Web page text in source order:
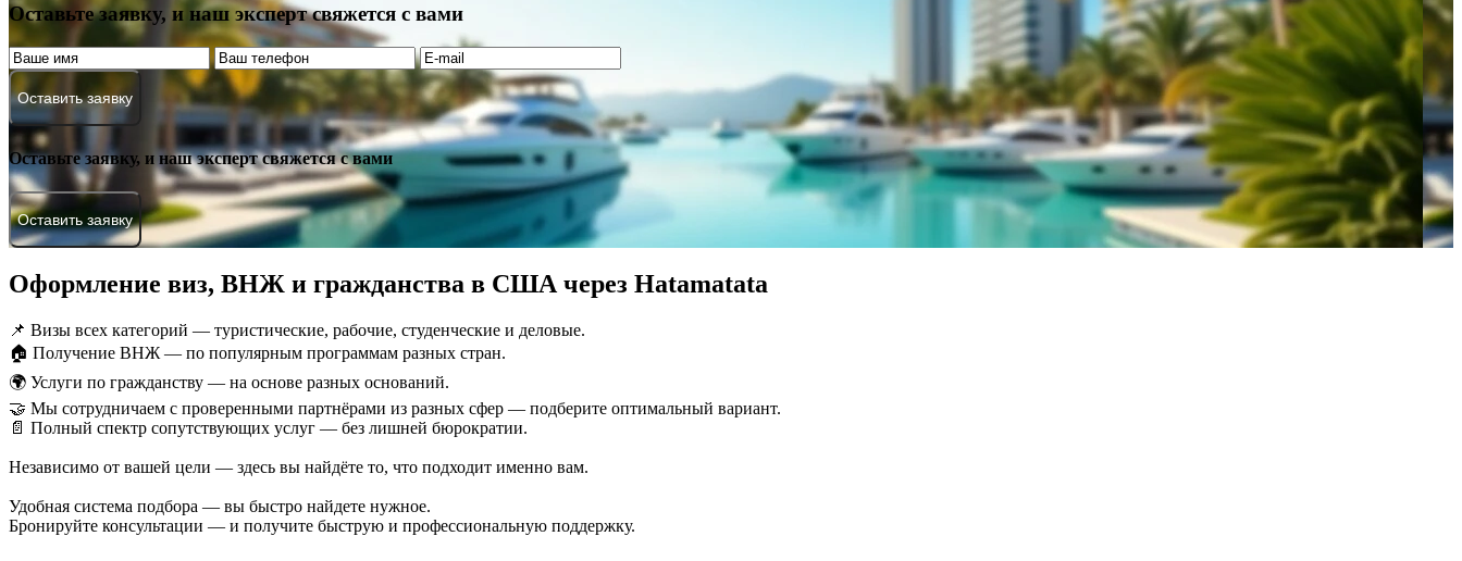
Оставьте заявку, и наш эксперт свяжется с вами
Оставить заявку
Оставьте заявку, и наш эксперт свяжется с вами
Оставить заявку
Оформление виз, ВНЖ и гражданства в США через Hatamatata
📌 Визы всех категорий — туристические, рабочие, студенческие и деловые.
🏠 Получение ВНЖ — по популярным программам разных стран.
🌍 Услуги по гражданству — на основе разных оснований.
🤝 Мы сотрудничаем с проверенными партнёрами из разных сфер — подберите оптимальный вариант.
📄 Полный спектр сопутствующих услуг — без лишней бюрократии.
Независимо от вашей цели — здесь вы найдёте то, что подходит именно вам.
Удобная система подбора — вы быстро найдете нужное.
Бронируйте консультации — и получите быструю и профессиональную поддержку.